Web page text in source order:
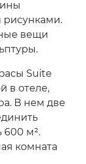
рисунками.
вещи
Suite
в отеле,
В нем две
600 м².
комната